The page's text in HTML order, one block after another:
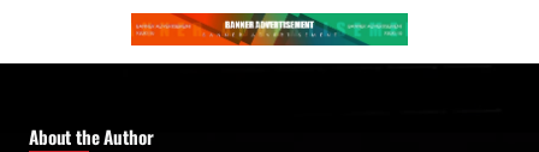
About the Author